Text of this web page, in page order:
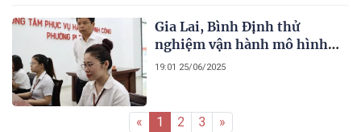
Gia Lai, Bình Định thử
nghiệm vận hành mô hình
chính quyền địa phương 2 cấp
19:01 25/06/2025
« 1 2 3 »